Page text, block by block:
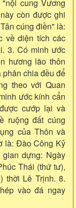
cung Vương
còn được ghi
cúng điền" là:
về diện tích các
3. Có minh ước
hương lão thôn
chia đều để
theo với Quan
ước kính cẩn
cướp lại và
ruộng đất cúng
của Thôn và
là: Đào Công Kỷ
dựng: Ngày
Thái (thứ tư),
thời Lê Trịnh. 8.
vào đá ngay